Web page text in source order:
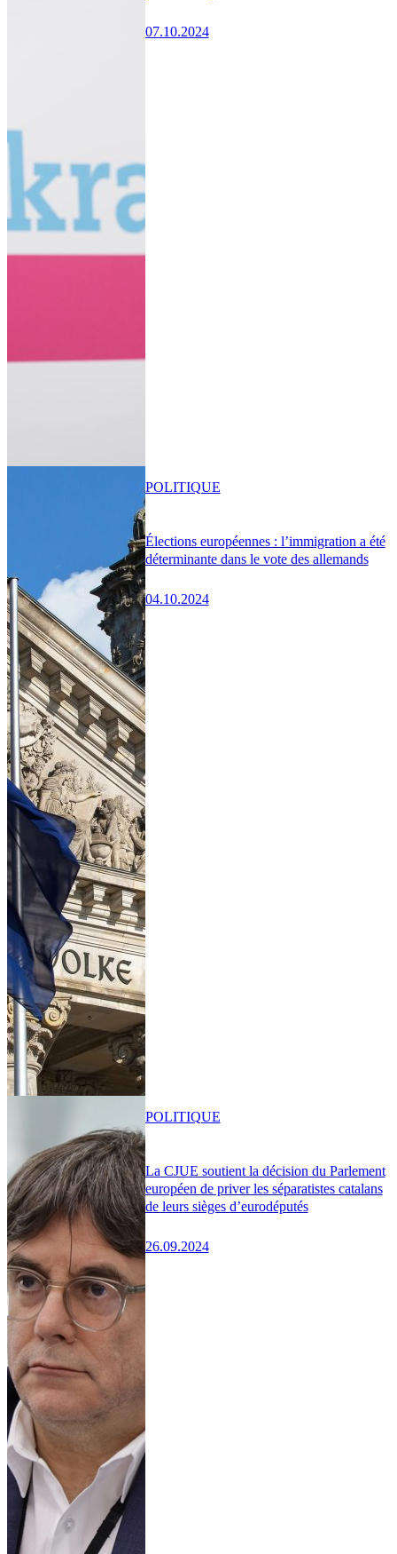
07.10.2024
Élections européennes : l’immigration a été
déterminante dans le vote des allemands
04.10.2024
POLITIQUE
La CJUE soutient la décision du Parlement
européen de priver les séparatistes catalans
de leurs sièges d’eurodéputés
26.09.2024
POLITIQUE